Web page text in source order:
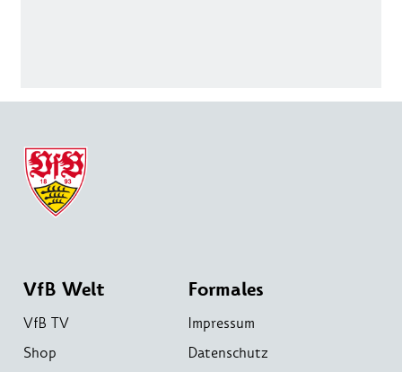
VfB Welt
VfB TV
Shop
Formales
Impressum
Datenschutz